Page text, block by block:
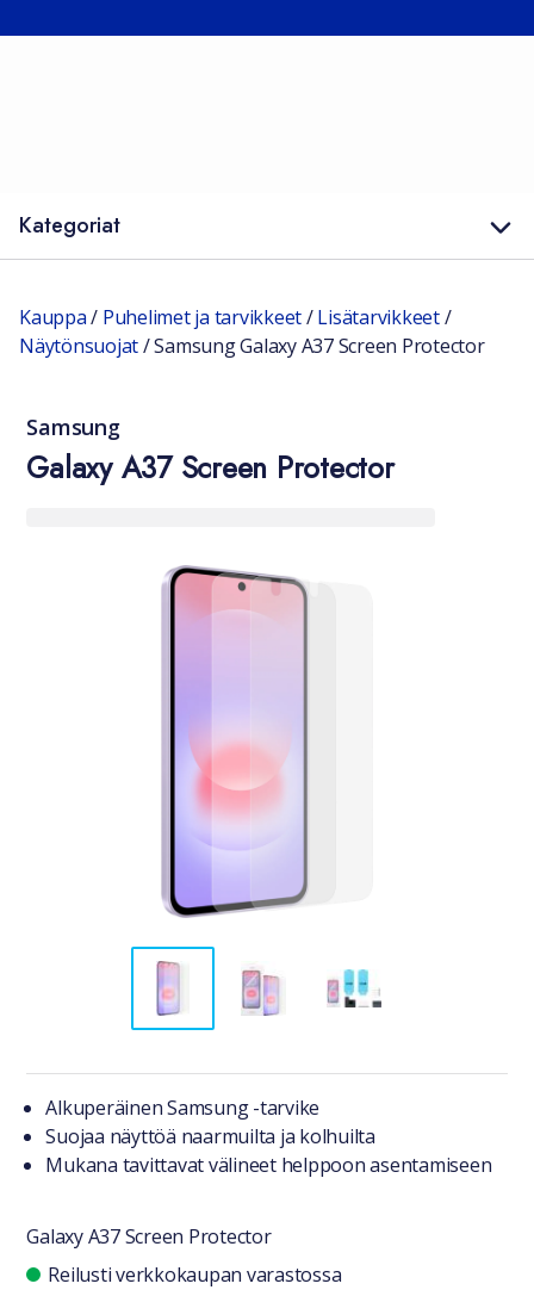
Kategoriat
Kauppa/ Puhelimet ja tarvikkeet/Lisätarvikkeet/
Näytönsuojat/Samsung Galaxy A37 Screen Protector
Samsung
Galaxy A37 Screen Protector
Tuotteesta lyhyesti
Alkuperäinen Samsung -tarvike
Suojaa näyttöä naarmuilta ja kolhuilta
Mukana tavittavat välineet helppoon asentamiseen
Galaxy A37 Screen Protector
Saatavuustiedot
Reilusti verkkokaupan varastossa